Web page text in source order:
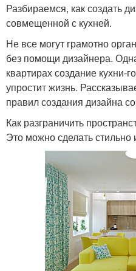
Разбираемся, как создать
совмещенной с кухней.
Не все могут грамотно
без помощи дизайнера.
квартирах создание кухни-
упростит жизнь.
правил создания дизайна
Как разграничить
Это можно сделать стильно